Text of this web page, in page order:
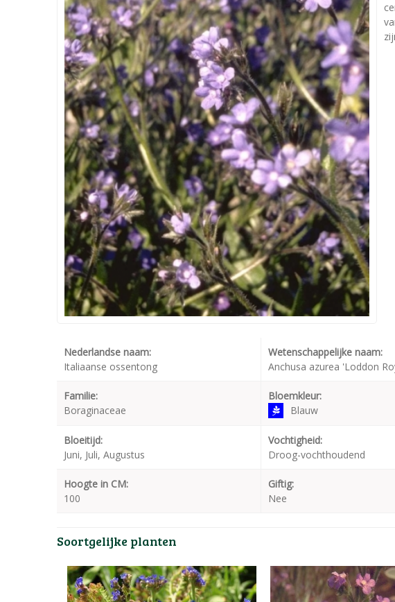
Nederlandse naam:
Italiaanse ossentong
Wetenschappelijke naam:
Anchusa azurea 'Loddon
Familie:
Boraginaceae
Bloemkleur:
Blauw
Bloeitijd:
Juni, Juli, Augustus
Vochtigheid:
Droog-vochthoudend
Hoogte in CM:
100
Giftig:
Nee
Soortgelijke planten